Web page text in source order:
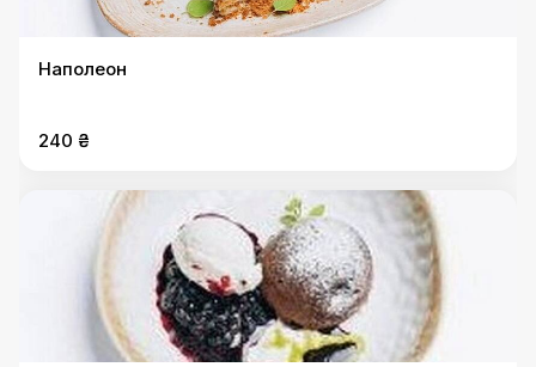
Наполеон
240 ₴